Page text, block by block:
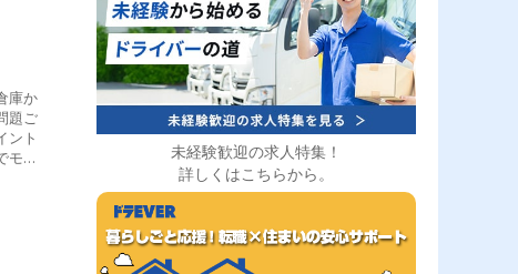
庫か
題ご
ント
モッ
も
ド
ど
未経験歓迎の求人特集！
詳しくはこちらから。